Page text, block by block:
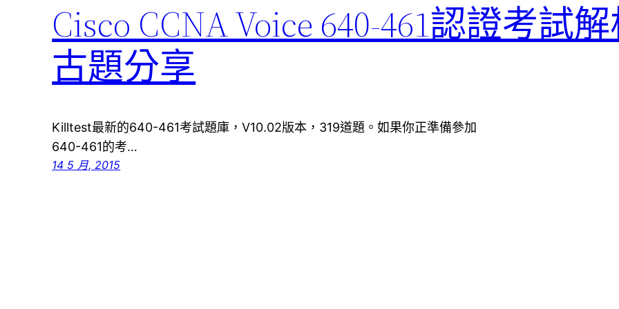
Cisco CCNA Voice 640-461認證考試
古題分享
Killtest最新的640-461考試題庫，V10.02版本，319道題。如果你正準備參加
640-461的考…
14 5 月, 2015